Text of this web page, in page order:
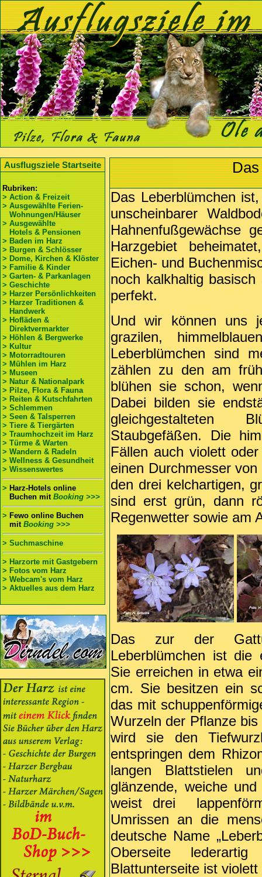
Ausflugsziele Startseite
Rubriken:
> Action & Freizeit
> Ausgewählte Ferien-
Wohnungen/Häuser
> Ausgewählte
Hotels & Pensionen
> Baden im Harz
> Burgen & Schlösser
> Dome, Kirchen & Klöster
> Familie & Kinder
> Garten- & Parkanlagen
> Geschichte
> Harzer Persönlichkeiten
> Harzer Traditionen &
Handwerk
> Hofläden &
Direktvermarkter
> Höhlen & Bergwerke
> Kultur
> Motorradtouren
> Mühlen im Harz
> Museen
> Natur & Nationalpark
> Pilze, Flora & Fauna
> Reiten & Kutschfahrten
> Schlemmen
> Seen & Talsperren
> Tiere & Tiergärten
> Traumhochzeit im Harz
> Türme & Warten
> Wandern & Radeln
> Wellness & Gesundheit
> Wissenswertes
>Harz-Hotels online
Buchen mit Booking >>>
>Fewo online Buchen
mitBooking >>>
> Suchmaschine
> Harzorte mit Gastgebern
> Fotos vom Harz
> Webcam's vom Harz
> Aktuelles aus dem Harz
D
Das Leberblümchen
unscheinbarer
Hahnenfußgewächse
Harzgebiet
Eichen- und
noch kalkhaltig
perfekt.
Und wir können uns
grazilen,
Leberblümchen sind
zählen zu den am
blühen sie schon,
Dabei bilden sie
gleichgestalteten
Staubgefäßen. Die
Fällen auch violett
einen Durchmesser
den drei kelchartigen,
sind erst grün, dann
Regenwetter sowie am
Das zur der
Leberblümchen ist die
Sie erreichen in etwa
cm. Sie besitzen ein
das mit
Wurzeln der Pflanze
wird sie den
entspringen dem
langen Blattstielen
glänzende, weiche
weist drei
Umrissen an die
deutsche Name
Oberseite
Blattunterseite ist